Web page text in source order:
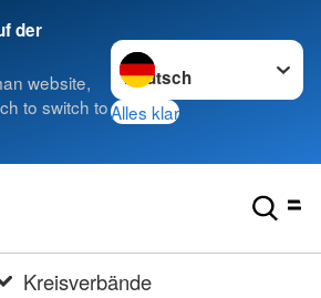
der
website,
to switch to
Sprache wechseln zu
Alles klar
Kreisverbände